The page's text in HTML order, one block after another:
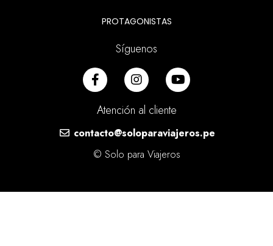
PROTAGONISTAS
Síguenos
Atención al cliente
contacto@soloparaviajeros.pe
© Solo para Viajeros